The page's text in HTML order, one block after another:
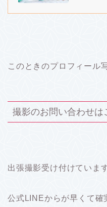
このときのプロフィール
撮影のお問い合わせは
出張撮影受け付けています
公式LINEからが早くて確